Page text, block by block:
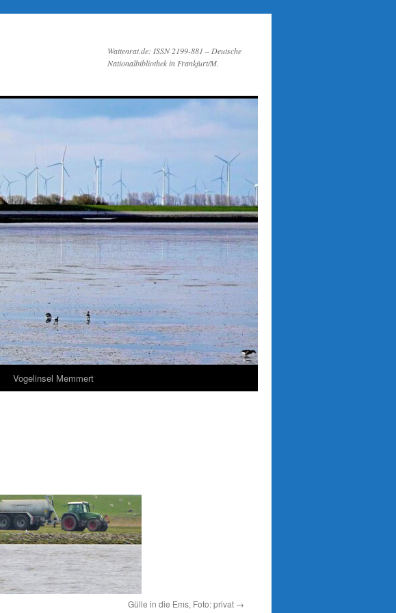
Wattenrat.de: ISSN 2199-881 – Deutsche
Nationalbibliothek in Frankfurt/M.
Vogelinsel Memmert
Gülle in die Ems, Foto: privat